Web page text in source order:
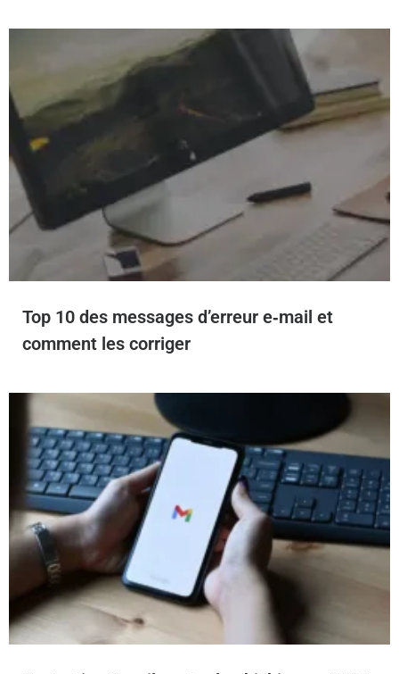
Top 10 des messages d’erreur e‑mail et
comment les corriger